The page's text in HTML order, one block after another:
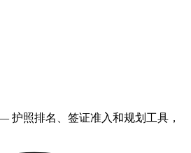
护照排名、签证准入和规划工具，